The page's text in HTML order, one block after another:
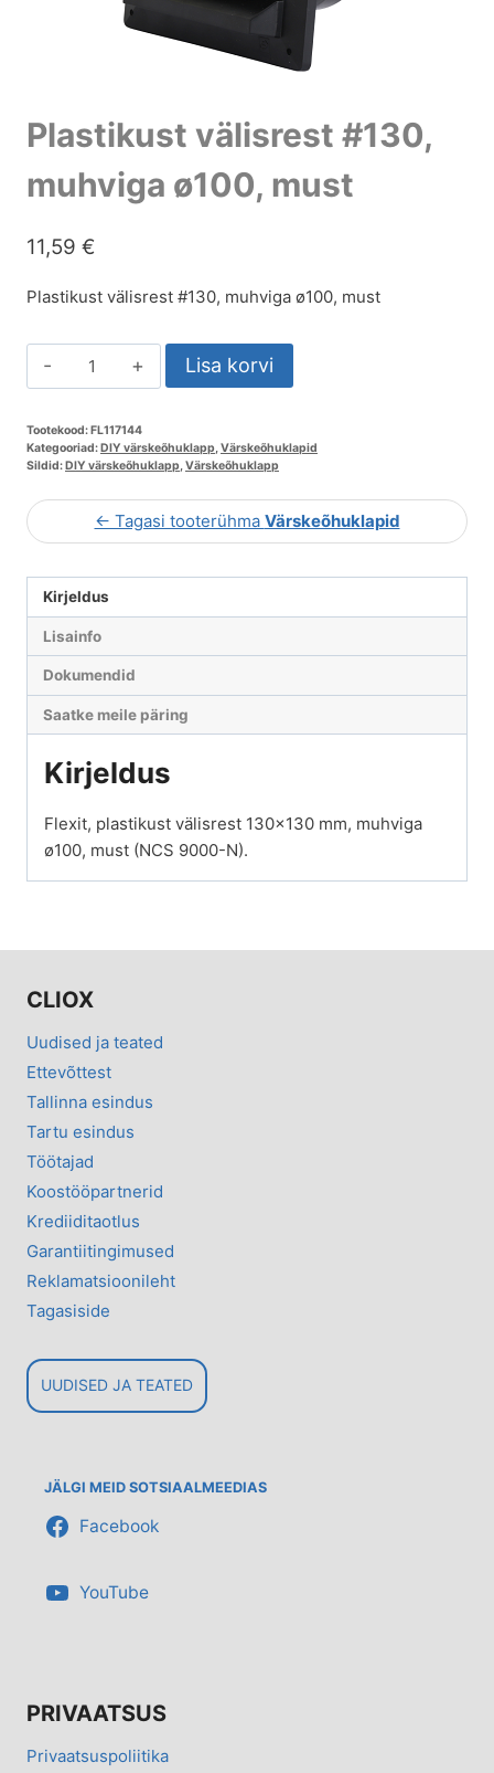
Plastikust välisrest #130,
muhviga ø100, must
11,59 €
Plastikust välisrest #130, muhviga ø100, must
Lisa korvi
Tootekood:FL117144
Kategooriad:DIY värskeõhuklapp,Värskeõhuklapid
Sildid:DIY värskeõhuklapp,Värskeõhuklapp
← Tagasi tooterühma Värskeõhuklapid
Kirjeldus
Lisainfo
Dokumendid
Saatke meile päring
Kirjeldus
Flexit, plastikust välisrest 130×130 mm, muhviga
ø100, must (NCS 9000-N).
CLIOX
Uudised ja teated
Ettevõttest
Tallinna esindus
Tartu esindus
Töötajad
Koostööpartnerid
Krediiditaotlus
Garantiitingimused
Reklamatsioonileht
Tagasiside
UUDISED JA TEATED
JÄLGI MEID SOTSIAALMEEDIAS
Facebook
YouTube
PRIVAATSUS
Privaatsuspoliitika